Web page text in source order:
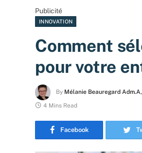
Publicité
INNOVATION
Comment
pour votre
By Mélanie Beauregard
4 Mins Read
Facebook